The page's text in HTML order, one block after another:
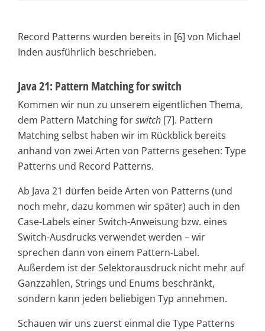
Record Patterns wurden bereits in [6] von Michael
Inden ausführlich beschrieben.
Java 21: Pattern Matching for switch
Kommen wir nun zu unserem eigentlichen Thema,
dem Pattern Matching forswitch [7]. Pattern
Matching selbst haben wir im Rückblick bereits
anhand von zwei Arten von Patterns gesehen: Type
Patterns und Record Patterns.
Ab Java 21 dürfen beide Arten von Patterns (und
noch mehr, dazu kommen wir später) auch in den
Case-Labels einer Switch-Anweisung bzw. eines
Switch-Ausdrucks verwendet werden – wir
sprechen dann von einem Pattern-Label.
Außerdem ist der Selektorausdruck nicht mehr auf
Ganzzahlen, Strings und Enums beschränkt,
sondern kann jeden beliebigen Typ annehmen.
Schauen wir uns zuerst einmal die Type Patterns